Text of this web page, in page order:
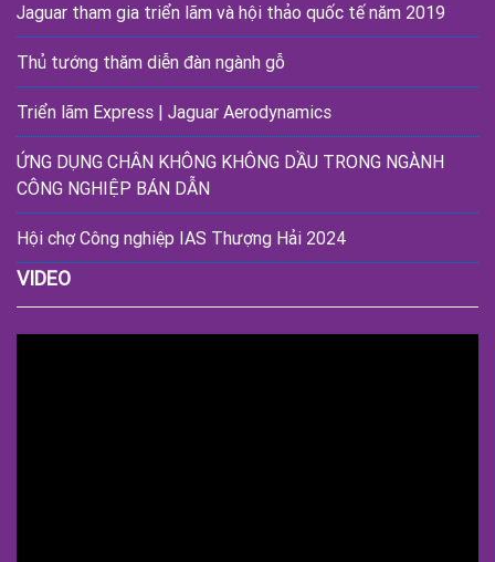
Jaguar tham gia triển lãm và hội thảo quốc tế năm 2019
Thủ tướng thăm diễn đàn ngành gỗ
Triển lãm Express | Jaguar Aerodynamics
ỨNG DỤNG CHÂN KHÔNG KHÔNG DẦU TRONG NGÀNH
CÔNG NGHIỆP BÁN DẪN
Hội chợ Công nghiệp IAS Thượng Hải 2024
VIDEO